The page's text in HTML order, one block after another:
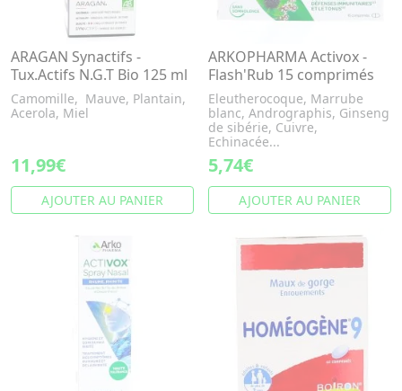
ARAGAN Synactifs -
Tux.Actifs N.G.T Bio 125 ml
Camomille, Mauve, Plantain,
Acerola, Miel
11,99€
AJOUTER AU PANIER
ARKOPHARMA Activox -
Flash'Rub 15 comprimés
Eleutherocoque, Marrube
blanc, Andrographis, Ginseng
de sibérie, Cuivre,
Echinacée...
5,74€
AJOUTER AU PANIER